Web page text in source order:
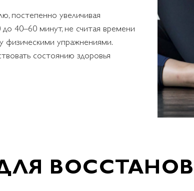
постепенно увеличивая
40–60 минут, не считая времени
физическими упражнениями.
состоянию здоровья